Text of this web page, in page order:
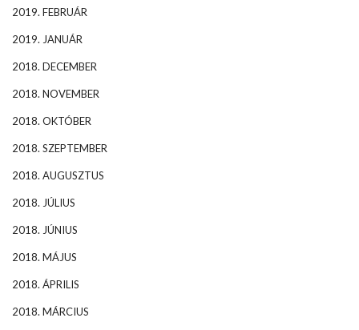
2019. FEBRUÁR
2019. JANUÁR
2018. DECEMBER
2018. NOVEMBER
2018. OKTÓBER
2018. SZEPTEMBER
2018. AUGUSZTUS
2018. JÚLIUS
2018. JÚNIUS
2018. MÁJUS
2018. ÁPRILIS
2018. MÁRCIUS